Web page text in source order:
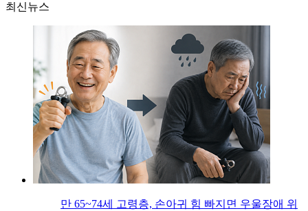
최신뉴스
만 65~74세 고령층, 손아귀 힘 빠지면 우울장애 위